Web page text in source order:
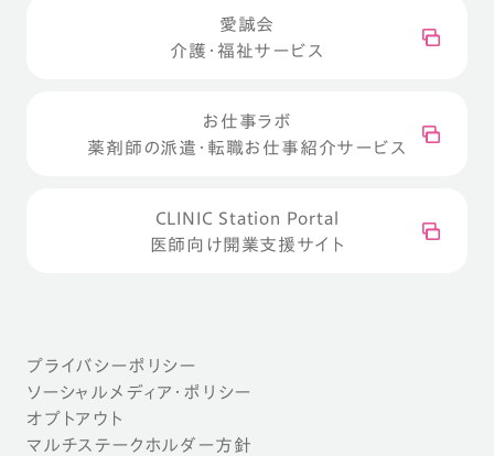
愛誠会
介護・福祉サービス
お仕事ラボ
薬剤師の派遣・転職お仕事紹介サービス
CLINIC Station Portal
医師向け開業支援サイト
プライバシーポリシー
ソーシャルメディア・ポリシー
オプトアウト
マルチステークホルダー方針